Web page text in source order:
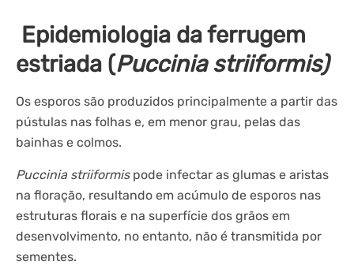
Epidemiologia da ferrugem
estriada (Puccinia striiformis)
Os esporos são produzidos principalmente a partir das
pústulas nas folhas e, em menor grau, pelas das
bainhas e colmos.
Puccinia striiformis pode infectar as glumas e aristas
na floração, resultando em acúmulo de esporos nas
estruturas florais e na superfície dos grãos em
desenvolvimento, no entanto, não é transmitida por
sementes.